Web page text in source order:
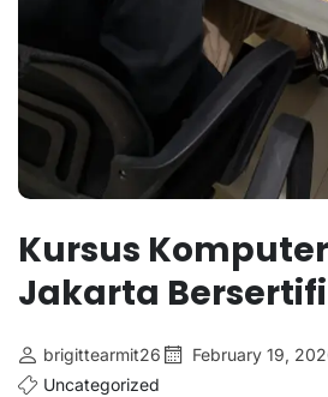
Kursus
Jakarta
brigittearmit26 February 19,
Uncategorized